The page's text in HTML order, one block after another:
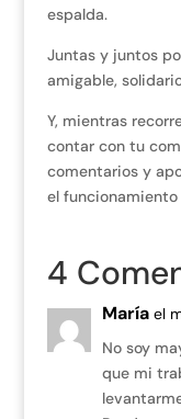
espalda.
Juntas y juntos
amigable,
Y, mientras
contar con tu
comentarios y
el funcionamiento
4
María el
No soy
que mi